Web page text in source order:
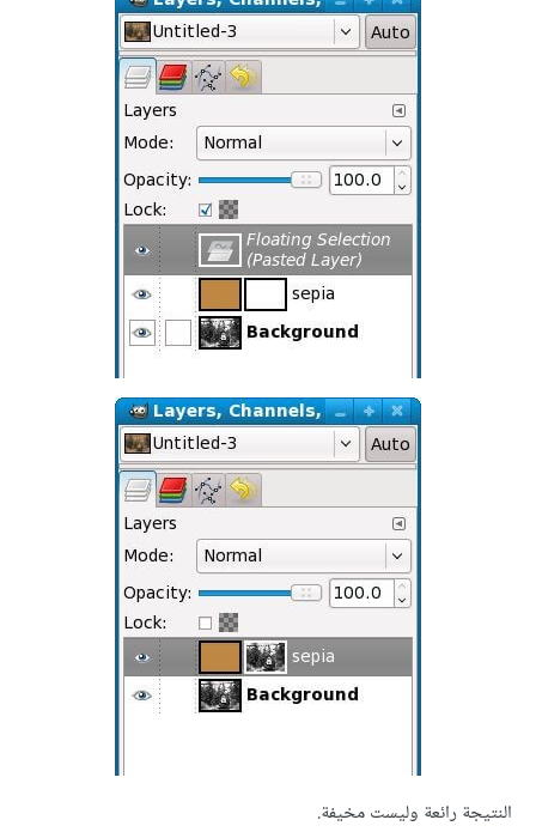
النتيجة رائعة وليست مخيفة.